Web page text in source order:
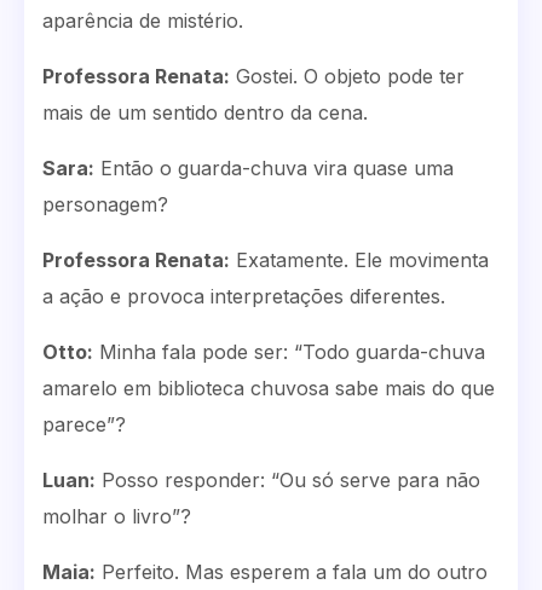
aparência de mistério.
Professora Renata: Gostei. O objeto pode ter
mais de um sentido dentro da cena.
Sara: Então o guarda-chuva vira quase uma
personagem?
Professora Renata: Exatamente. Ele movimenta
a ação e provoca interpretações diferentes.
Otto: Minha fala pode ser: “Todo guarda-chuva
amarelo em biblioteca chuvosa sabe mais do que
parece”?
Luan: Posso responder: “Ou só serve para não
molhar o livro”?
Maia: Perfeito. Mas esperem a fala um do outro